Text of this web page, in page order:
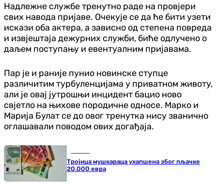
Надлежне службе тренутно раде на провјери
свих навода пријаве. Очекује се да ће бити узети
искази оба актера, а зависно од степена повреда
и извјештаја дежурних служби, биће одлучено о
даљем поступању и евентуалним пријавама.
Пар је и раније пунио новинске ступце
различитим турбуленцијама у приватном животу,
али је овај јутрошњи инцидент бацио ново
свјетло на њихове породичне односе. Марко и
Марија Булат се до овог тренутка нису званично
оглашавали поводом ових догађаја.
Тројица мушкараца ухапшена због пљачке
20.000 евра